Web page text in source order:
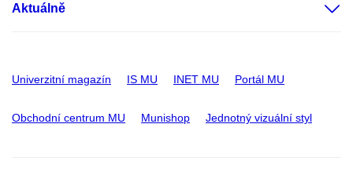
Aktuálně
Univerzitní magazín IS MU INET MU Portál MU
Obchodní centrum MU Munishop Jednotný vizuální styl